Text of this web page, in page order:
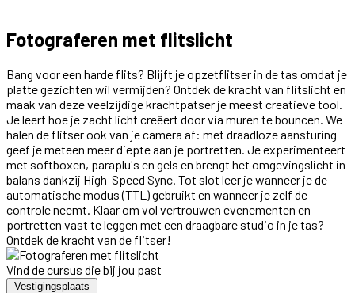
Fotograferen met flitslicht
Bang voor een harde flits? Blijft je opzetflitser in de tas omdat je
platte gezichten wil vermijden? Ontdek de kracht van flitslicht en
maak van deze veelzijdige krachtpatser je meest creatieve tool.
Je leert hoe je zacht licht creëert door via muren te bouncen. We
halen de flitser ook van je camera af: met draadloze aansturing
geef je meteen meer diepte aan je portretten. Je experimenteert
met softboxen, paraplu's en gels en brengt het omgevingslicht in
balans dankzij High-Speed Sync. Tot slot leer je wanneer je de
automatische modus (TTL) gebruikt en wanneer je zelf de
controle neemt. Klaar om vol vertrouwen evenementen en
portretten vast te leggen met een draagbare studio in je tas?
Ontdek de kracht van de flitser!
Vind de cursus die bij jou past
Vestigingsplaats